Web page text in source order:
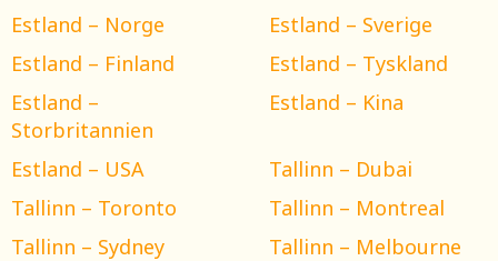
Estland – Norge
Estland – Sverige
Estland – Finland
Estland – Tyskland
Estland –
Storbritannien
Estland – Kina
Estland – USA
Tallinn – Dubai
Tallinn – Toronto
Tallinn – Montreal
Tallinn – Sydney
Tallinn – Melbourne